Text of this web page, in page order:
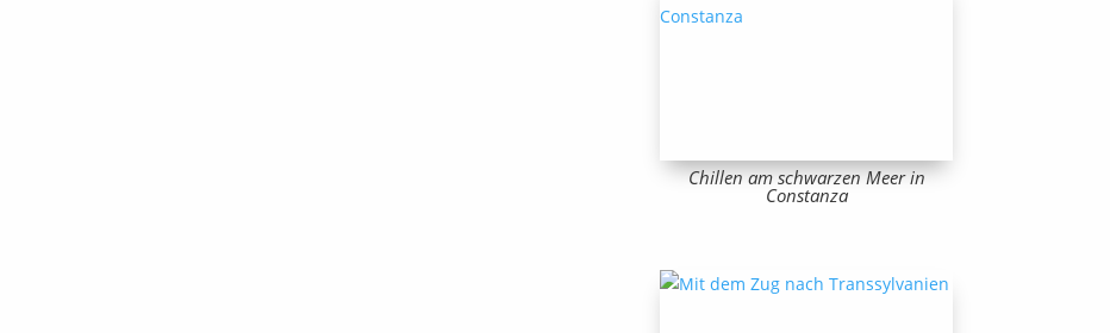
Chillen am schwarzen Meer in
Constanza